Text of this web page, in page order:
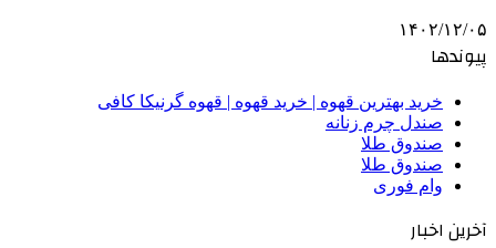
۱۴۰۲/۱۲/۰۵
پیوندها
خرید بهترین قهوه | خرید قهوه | قهوه گرنیکا کافی
صندل چرم زنانه
صندوق طلا
صندوق طلا
وام فوری
آخرین اخبار